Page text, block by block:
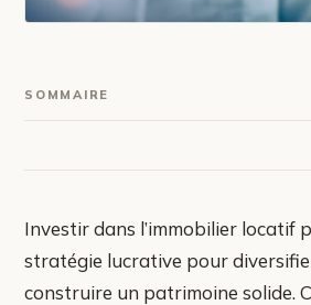
SOMMAIRE
Investir dans l’immobilier locatif
stratégie lucrative pour
construire un patrimoine solide.